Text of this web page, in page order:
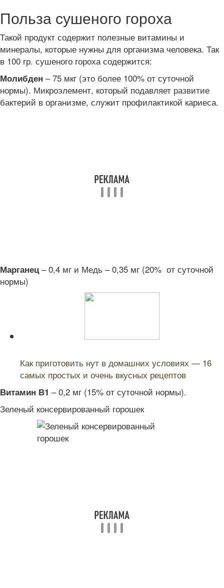
Польза сушеного гороха
Такой продукт содержит полезные витамины и
минералы, которые нужны для организма человека. Так
в 100 гр. сушеного гороха содержится:
Молибден – 75 мкг (это более 100% от суточной
нормы). Микроэлемент, который подавляет развитие
бактерий в организме, служит профилактикой кариеса.
Марганец– 0,4 мг и Медь – 0,35 мг (20% от суточной
нормы)
Как приготовить нут в домашних условиях — 16
самых простых и очень вкусных рецептов
Витамин В1 – 0,2 мг (15% от суточной нормы).
Зеленый консервированный горошек